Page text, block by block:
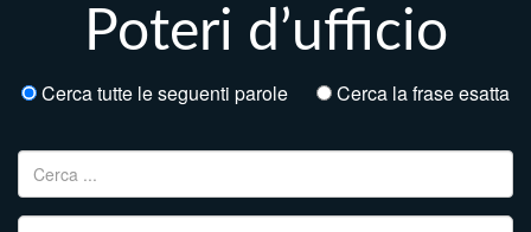
Poteri d’ufficio
Cerca tutte le seguenti parole Cerca la frase esatta
Ricerca per: